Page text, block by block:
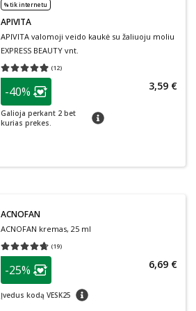
% tik internetu
APIVITA
APIVITA valomoji veido kaukė su žaliuoju moliu
EXPRESS BEAUTY vnt.
(12)
Vidutinis įvertinimas 4.92
patarimas
Lojalumo klubo narių nuolaida
-40%
Galioja perkant 2 bet
kurias prekes.
patarimas
3,59 €
ACNOFAN
ACNOFAN kremas, 25 ml
(19)
Vidutinis įvertinimas 4.68
patarimas
Lojalumo klubo narių nuolaida
-25%
Įvedus kodą VESK25 patarimas
6,69 €